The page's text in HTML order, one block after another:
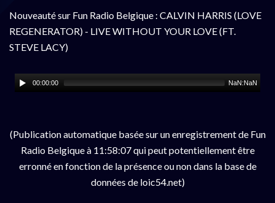
Nouveauté sur Fun Radio Belgique : CALVIN HARRIS (LOVE
REGENERATOR) - LIVE WITHOUT YOUR LOVE (FT.
STEVE LACY)
00:00:00 NaN:NaN
(Publication automatique basée sur un enregistrement de Fun
Radio Belgique à 11:58:07 qui peut potentiellement être
erronné en fonction de la présence ou non dans la base de
données de loic54.net)